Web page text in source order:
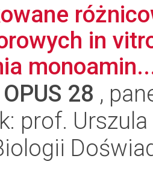
in
OPUS 28 ,
prof. Urszula